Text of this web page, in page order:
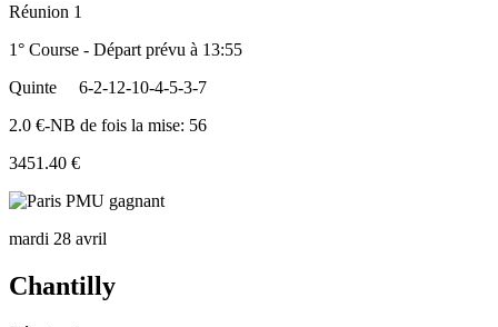
Réunion 1
1° Course - Départ prévu à 13:55
Quinte
6-2-12-10-4-5-3-7
2.0 €-NB de fois la mise: 56
3451.40 €
mardi 28 avril
Chantilly